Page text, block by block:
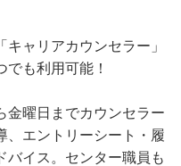
ャリアカウンセラー」
も利用可能！
金曜日までカウンセラー
、エントリーシート・履
バイス。センター職員も